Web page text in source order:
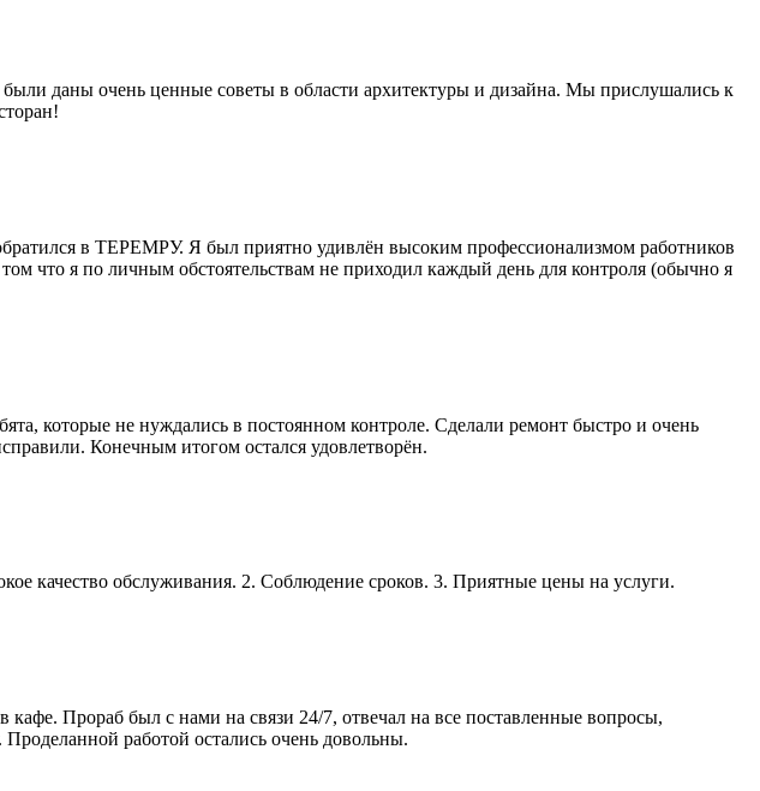
даны очень ценные советы в области архитектуры и дизайна. Мы прислушались к
в ТЕРЕМРУ. Я был приятно удивлён высоким профессионализмом работников
что я по личным обстоятельствам не приходил каждый день для контроля (обычно я
которые не нуждались в постоянном контроле. Сделали ремонт быстро и очень
Конечным итогом остался удовлетворён.
качество обслуживания. 2. Соблюдение сроков. 3. Приятные цены на услуги.
Прораб был с нами на связи 24/7, отвечал на все поставленные вопросы,
работой остались очень довольны.